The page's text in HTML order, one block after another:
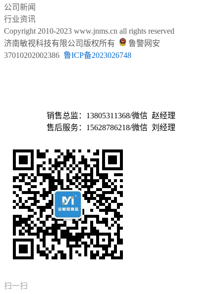
公司新闻
行业资讯
Copyright 2010-2023 www.jnms.cn all rights reserved
济南敏视科技有限公司 版权所有
鲁警网安
37010202002386 鲁ICP备2023026748
销售总监：13805311368/微信 赵经理
售后服务：15628786218/微信 刘经理
扫一扫